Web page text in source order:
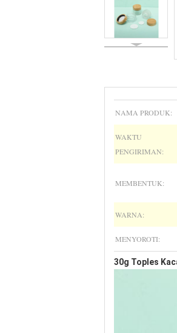
NAMA PRODUK:
WAKTU
PENGIRIMAN:
MEMBENTUK:
WARNA:
MENYOROTI:
30g Toples